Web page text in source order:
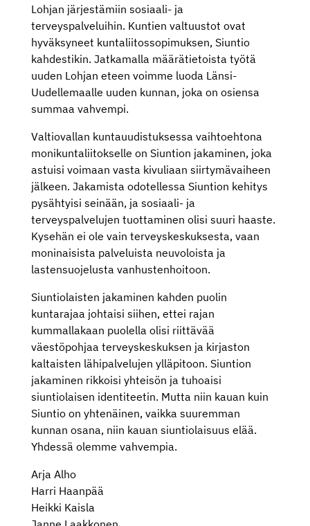
Lohjan järjestämiin sosiaali- ja
terveyspalveluihin. Kuntien valtuustot ovat
hyväksyneet kuntaliitossopimuksen, Siuntio
kahdestikin. Jatkamalla määrätietoista työtä
uuden Lohjan eteen voimme luoda Länsi-
Uudellemaalle uuden kunnan, joka on osiensa
summaa vahvempi.
Valtiovallan kuntauudistuksessa vaihtoehtona
monikuntaliitokselle on Siuntion jakaminen, joka
astuisi voimaan vasta kivuliaan siirtymävaiheen
jälkeen. Jakamista odotellessa Siuntion kehitys
pysähtyisi seinään, ja sosiaali- ja
terveyspalvelujen tuottaminen olisi suuri haaste.
Kysehän ei ole vain terveyskeskuksesta, vaan
moninaisista palveluista neuvoloista ja
lastensuojelusta vanhustenhoitoon.
Siuntiolaisten jakaminen kahden puolin
kuntarajaa johtaisi siihen, ettei rajan
kummallakaan puolella olisi riittävää
väestöpohjaa terveyskeskuksen ja kirjaston
kaltaisten lähipalvelujen ylläpitoon. Siuntion
jakaminen rikkoisi yhteisön ja tuhoaisi
siuntiolaisen identiteetin. Mutta niin kauan kuin
Siuntio on yhtenäinen, vaikka suuremman
kunnan osana, niin kauan siuntiolaisuus elää.
Yhdessä olemme vahvempia.
Arja Alho
Harri Haanpää
Heikki Kaisla